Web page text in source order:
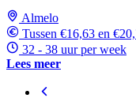
Almelo
Tussen €16,63 en
32 - 38 uur per week
Lees meer